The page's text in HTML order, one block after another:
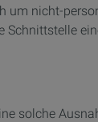
nicht-
Schnittstelle
solche